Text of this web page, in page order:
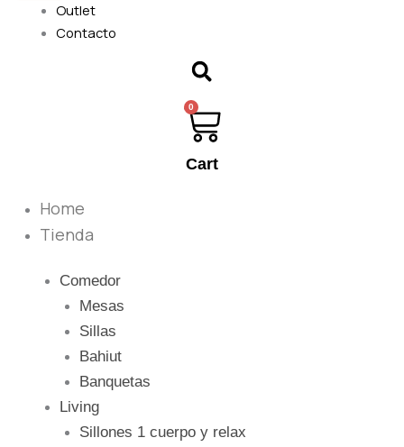
Outlet
Contacto
0
Cart
Home
Tienda
Comedor
Mesas
Sillas
Bahiut
Banquetas
Living
Sillones 1 cuerpo y relax